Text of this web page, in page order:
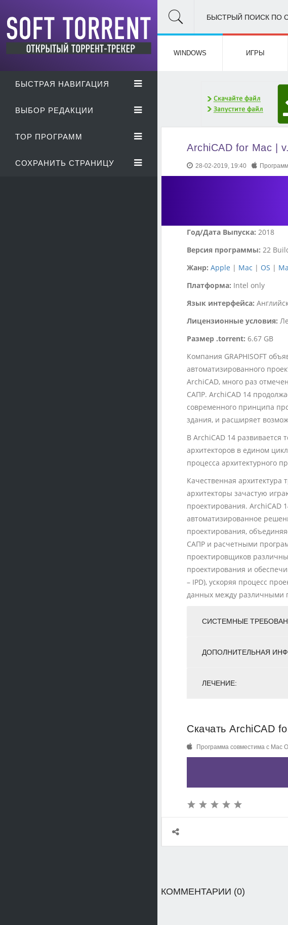
БЫСТРАЯ НАВИГАЦИЯ
ВЫБОР РЕДАКЦИИ
TOP ПРОГРАММ
СОХРАНИТЬ СТРАНИЦУ
БЫСТРЫЙ ПОИСК ПО
WINDOWS ИГРЫ
ArchiCAD for Mac |
28-02-2019, 19:40
Год/Дата Выпуска: 2018
Версия программы: 22
Жанр: Apple | Mac | OS |
Платформа: Intel only
Язык интерфейса:
Лицензионные условия:
Размер .torrent: 6.67 GB
Компания GRAPHISOFT
автоматизированного
ArchiCAD, много раз
САПР. ArchiCAD 14
современного принципа
здания, и расширяет
В ArchiCAD 14
архитекторов в едином
процесса архитектурного
Качественная архитектура
архитекторы зачастую
проектирования. ArchiCAD
автоматизированное
проектирования,
САПР и расчетными
проектировщиков
проектирования и
– IPD), ускоряя процесс
данных между различными
СИСТЕМНЫЕ
ДОПОЛНИТЕЛЬНАЯ
ЛЕЧЕНИЕ:
Скачать ArchiCAD
Программа совместима с Mac
КОММЕНТАРИИ (0)